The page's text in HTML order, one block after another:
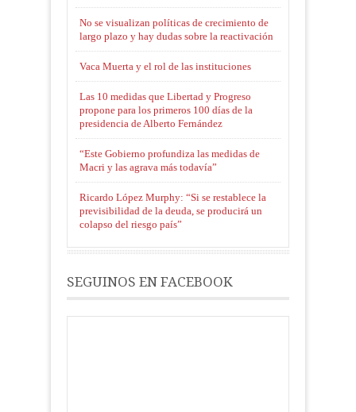
No se visualizan políticas de crecimiento de
largo plazo y hay dudas sobre la reactivación
Vaca Muerta y el rol de las instituciones
Las 10 medidas que Libertad y Progreso
propone para los primeros 100 días de la
presidencia de Alberto Fernández
“Este Gobierno profundiza las medidas de
Macri y las agrava más todavía”
Ricardo López Murphy: “Si se restablece la
previsibilidad de la deuda, se producirá un
colapso del riesgo país”
SEGUINOS EN FACEBOOK